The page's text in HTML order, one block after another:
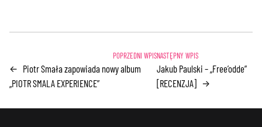
← Piotr Smała zapowiada nowy album
„PIOTR SMALA EXPERIENCE”
Jakub Paulski – „Free’odde”
[RECENZJA] →